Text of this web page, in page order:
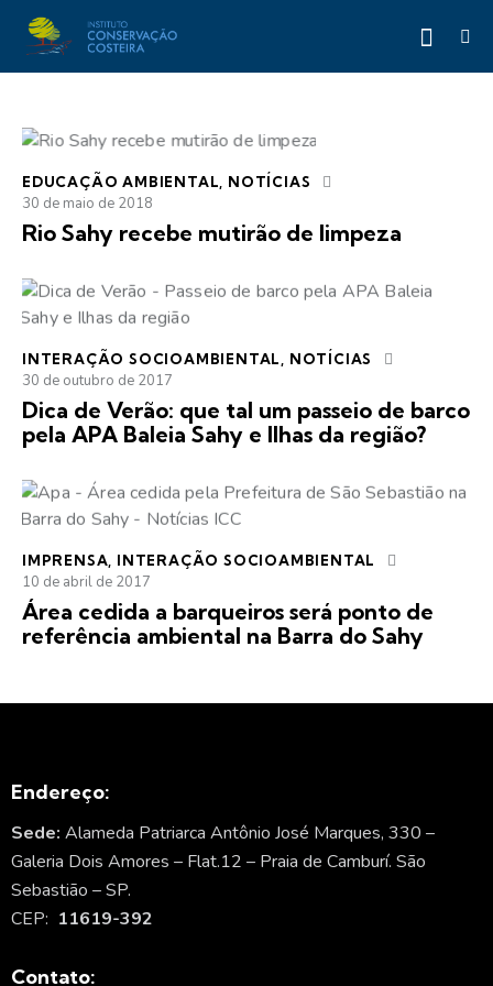
EDUCAÇÃO AMBIENTAL NOTÍCIAS
30 de maio de 2018
Rio Sahy recebe mutirão de limpeza
INTERAÇÃO SOCIOAMBIENTAL NOTÍCIAS
30 de outubro de 2017
Dica de Verão: que tal um passeio de barco
pela APA Baleia Sahy e Ilhas da região?
IMPRENSA INTERAÇÃO SOCIOAMBIENTAL
10 de abril de 2017
Área cedida a barqueiros será ponto de
referência ambiental na Barra do Sahy
Endereço:
Sede: Alameda Patriarca Antônio José Marques, 330 –
Galeria Dois Amores – Flat.12 – Praia de Camburí. São
Sebastião – SP.
CEP: 11619-392
Contato: